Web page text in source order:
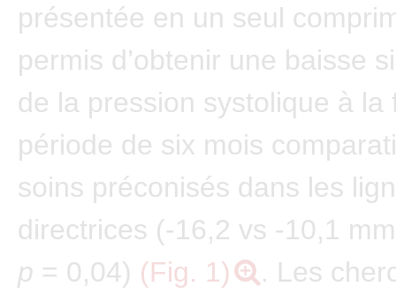
présentée en un seul
permis d’obtenir une baisse
de la pression systolique à la
période de six mois
soins préconisés dans les
directrices (-16,2 vs -10,1
p = 0,04) (Fig. 1)
. Les